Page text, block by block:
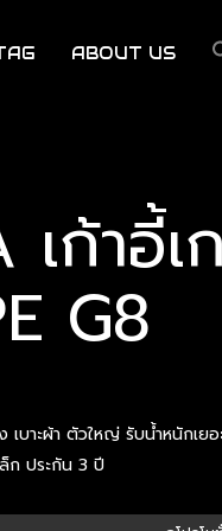
ABOUT US
เก้าอี้
G8
เบาะผ้า ตัวใหญ่ รับน้ำหนักเย
ก ประกัน 3 ปี